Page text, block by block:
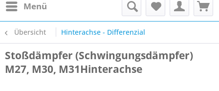
Menü
Übersicht Hinterachse - Differenzial
Stoßdämpfer (Schwingungsdämpfer)
M27, M30, M31Hinterachse